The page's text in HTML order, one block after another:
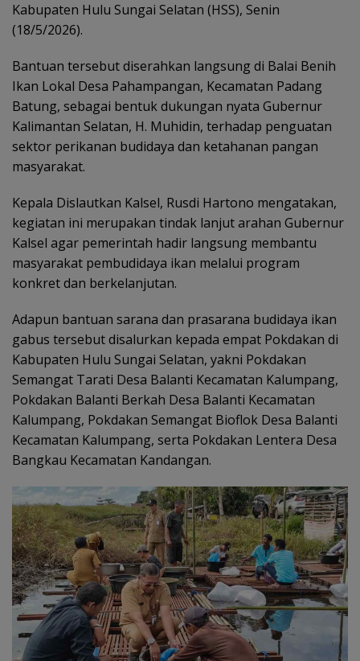
Kabupaten Hulu Sungai Selatan (HSS), Senin
(18/5/2026).
Bantuan tersebut diserahkan langsung di Balai Benih
Ikan Lokal Desa Pahampangan, Kecamatan Padang
Batung, sebagai bentuk dukungan nyata Gubernur
Kalimantan Selatan, H. Muhidin, terhadap penguatan
sektor perikanan budidaya dan ketahanan pangan
masyarakat.
Kepala Dislautkan Kalsel, Rusdi Hartono mengatakan,
kegiatan ini merupakan tindak lanjut arahan Gubernur
Kalsel agar pemerintah hadir langsung membantu
masyarakat pembudidaya ikan melalui program
konkret dan berkelanjutan.
Adapun bantuan sarana dan prasarana budidaya ikan
gabus tersebut disalurkan kepada empat Pokdakan di
Kabupaten Hulu Sungai Selatan, yakni Pokdakan
Semangat Tarati Desa Balanti Kecamatan Kalumpang,
Pokdakan Balanti Berkah Desa Balanti Kecamatan
Kalumpang, Pokdakan Semangat Bioflok Desa Balanti
Kecamatan Kalumpang, serta Pokdakan Lentera Desa
Bangkau Kecamatan Kandangan.